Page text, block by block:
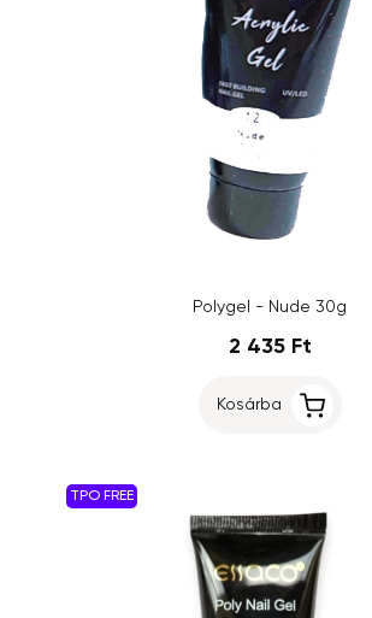
Polygel - Nude 30g
2 435 Ft
Kosárba
TPO FREE